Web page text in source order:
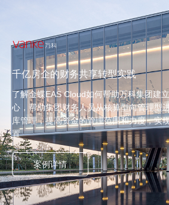
千亿房企的财务共享转型实践
了解金蝶EAS Cloud如何帮助万科集团建
心，帮助集团财务人员从核算型向管理型
库管理，提高资金的管理范围和力度，实
置
案例详情